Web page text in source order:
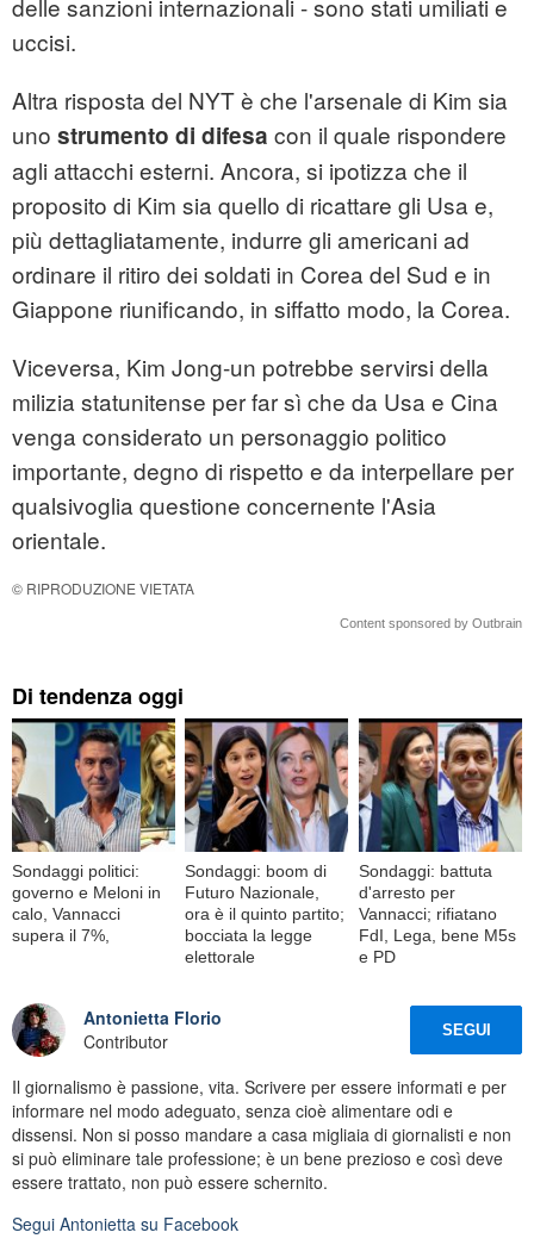
delle sanzioni internazionali - sono stati umiliati e
uccisi.
Altra risposta del NYT è che l'arsenale di Kim sia
uno strumento di difesa con il quale rispondere
agli attacchi esterni. Ancora, si ipotizza che il
proposito di Kim sia quello di ricattare gli Usa e,
più dettagliatamente, indurre gli americani ad
ordinare il ritiro dei soldati in Corea del Sud e in
Giappone riunificando, in siffatto modo, la Corea.
Viceversa, Kim Jong-un potrebbe servirsi della
milizia statunitense per far sì che da Usa e Cina
venga considerato un personaggio politico
importante, degno di rispetto e da interpellare per
qualsivoglia questione concernente l'Asia
orientale.
© RIPRODUZIONE VIETATA
Content sponsored by Outbrain
Di tendenza oggi
Sondaggi politici:
governo e Meloni in
calo, Vannacci
supera il 7%,
Sondaggi: boom di
Futuro Nazionale,
ora è il quinto partito;
bocciata la legge
elettorale
Sondaggi: battuta
d'arresto per
Vannacci; rifiatano
FdI, Lega, bene M5s
e PD
Antonietta Florio
Contributor
SEGUI
Il giornalismo è passione, vita. Scrivere per essere informati e per
informare nel modo adeguato, senza cioè alimentare odi e
dissensi. Non si posso mandare a casa migliaia di giornalisti e non
si può eliminare tale professione; è un bene prezioso e così deve
essere trattato, non può essere schernito.
Segui Antonietta su Facebook